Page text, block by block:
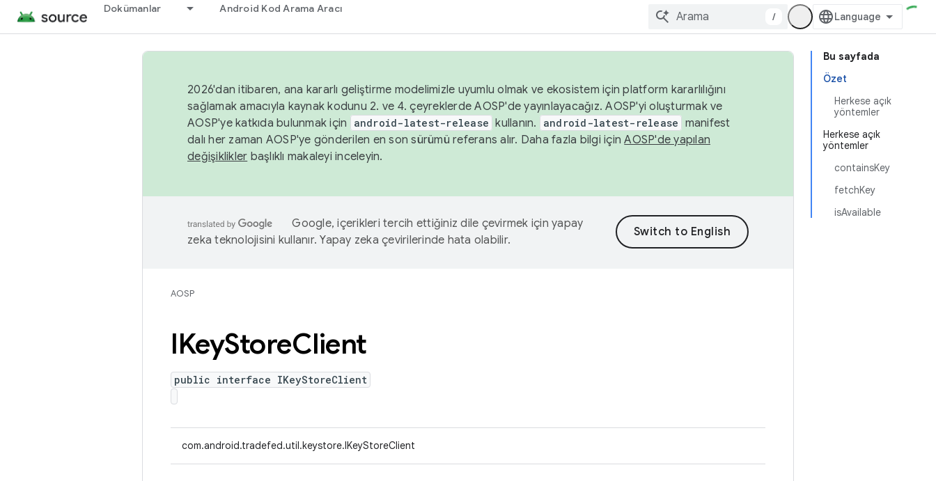
Dokümanlar Android Kod Arama Aracı
/
Bu sayfada
Özet
Herkese açık
yöntemler
Herkese açık
yöntemler
containsKey
fetchKey
isAvailable
2026'dan itibaren, ana kararlı geliştirme modelimizle uyumlu olmak ve ekosistem için platform kararlılığını
sağlamak amacıyla kaynak kodunu 2. ve 4. çeyreklerde AOSP'de yayınlayacağız. AOSP'yi oluşturmak ve
AOSP'ye katkıda bulunmak için
android-latest-release kullanın. android-latest-release manifest
dalı her zaman AOSP'ye gönderilen en son sürümü referans alır. Daha fazla bilgi içinAOSP'de yapılan
değişiklikler başlıklı makaleyi inceleyin.
Google, içerikleri tercih ettiğiniz dile çevirmek için yapay
zeka teknolojisini kullanır. Yapay zeka çevirilerinde hata olabilir.
AOSP
IKeyStoreClient
public interface IKeyStoreClient
com.android.tradefed.util.keystore.IKeyStoreClient